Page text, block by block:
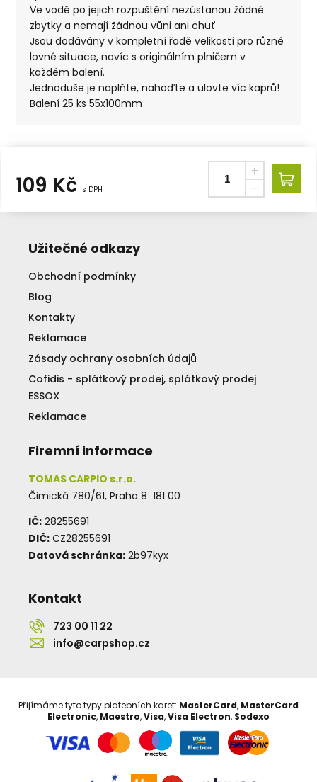
Ve vodě po jejich rozpuštění nezústanou žádné
zbytky a nemají žádnou vůni ani chuť
Jsou dodávány v kompletní řadě velikostí pro různé
lovné situace, navíc s originálním plničem v
každém balení.
Jednoduše je naplňte, nahoďte a ulovte víc kaprů!
Balení 25 ks 55x100mm
109 Kč s DPH
Užitečné odkazy
Obchodní podmínky
Blog
Kontakty
Reklamace
Zásady ochrany osobních údajů
Cofidis - splátkový prodej, splátkový prodej
ESSOX
Reklamace
Firemní informace
TOMAS CARPIO s.r.o.
Čimická 780/61, Praha 8 181 00
IČ: 28255691
DIČ: CZ28255691
Datová schránka: 2b97kyx
Kontakt
723 00 11 22
info@carpshop.cz
Přijímáme tyto typy platebních karet: MasterCard, MasterCard
Electronic, Maestro,Visa,Visa Electron, Sodexo